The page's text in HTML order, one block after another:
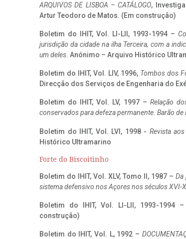
ARQUIVOS DE LISBOA – CATÁLOGO,
Artur Teodoro de Matos. (Em construção)
Boletim do IHIT, Vol. LI-LII, 1993-1994 –
jurisdição da cidade na ilha Terceira, com a
um deles. Anónimo – Arquivo Histórico
Boletim do IHIT, Vol. LIV, 1996, Tombos dos
Direcção dos Serviços de Engenharia do
Boletim do IHIT, Vol. LV, 1997 – Relação
conservados para defeza permanente. Barão de
Boletim do IHIT, Vol. LVI, 1998 - Revista
Histórico Ultramarino
Forte do Biscoitinho
Boletim do IHIT, Vol. XLV, Tomo II, 1987 – Da
sistema defensivo nos Açores nos séculos XVI-
Boletim do IHIT, Vol. LI-LII, 1993-1994 –
construção)
Boletim do IHIT, Vol. L, 1992 –